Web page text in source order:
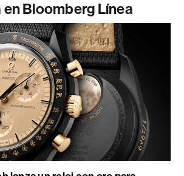
en Bloomberg Línea